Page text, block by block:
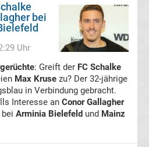
bei
Uhr
: Greift der FC Schalke
Max Kruse zu? Der 32-jährige
in Verbindung gebracht.
Interesse an Conor Gallagher
Arminia Bielefeld und Mainz